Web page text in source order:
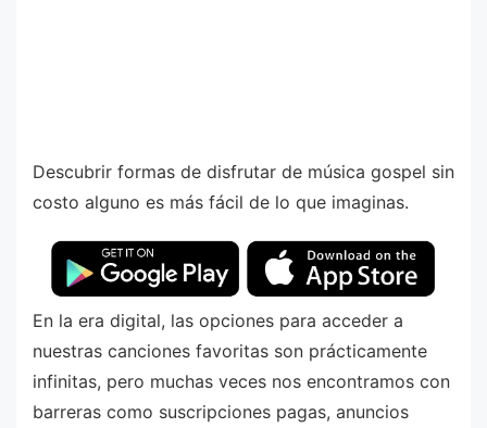
Descubrir formas de disfrutar de música gospel sin
costo alguno es más fácil de lo que imaginas.
En la era digital, las opciones para acceder a
nuestras canciones favoritas son prácticamente
infinitas, pero muchas veces nos encontramos con
barreras como suscripciones pagas, anuncios